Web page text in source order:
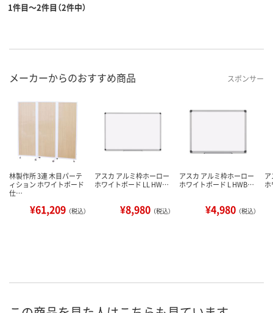
1件目～2件目（2件中）
メーカーからのおすすめ商品 スポンサー
林製作所 3連 木目パーテ
ィション ホワイトボード
仕…
¥61,209 （税込）
アスカ アルミ枠ホーロー
ホワイトボード LL HW…
¥8,980 （税込）
アスカ アルミ枠ホーロー
ホワイトボード L HWB…
¥4,980 （税込）